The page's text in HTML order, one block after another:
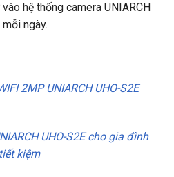
hệ thống camera UNIARCH
ngày.
2MP UNIARCH UHO-S2E
UHO-S2E cho gia đình
kiệm